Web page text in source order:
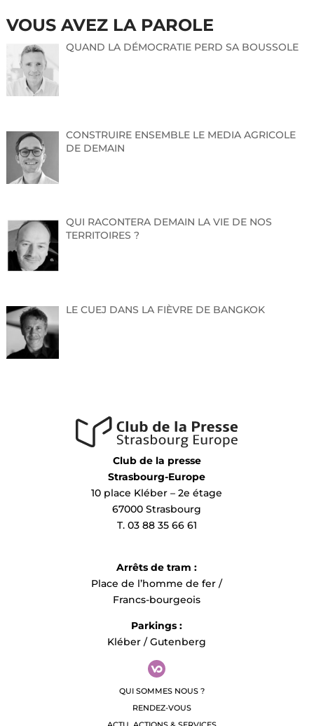
VOUS AVEZ LA PAROLE
QUAND LA DÉMOCRATIE PERD SA BOUSSOLE
CONSTRUIRE ENSEMBLE LE MEDIA AGRICOLE
DE DEMAIN
QUI RACONTERA DEMAIN LA VIE DE NOS
TERRITOIRES ?
LE CUEJ DANS LA FIÈVRE DE BANGKOK
Club de la presse
Strasbourg-Europe
10 place Kléber – 2e étage
67000 Strasbourg
T. 03 88 35 66 61
Arrêts de tram :
Place de l’homme de fer /
Francs-bourgeois
Parkings :
Kléber / Gutenberg
QUI SOMMES NOUS ?
RENDEZ-VOUS